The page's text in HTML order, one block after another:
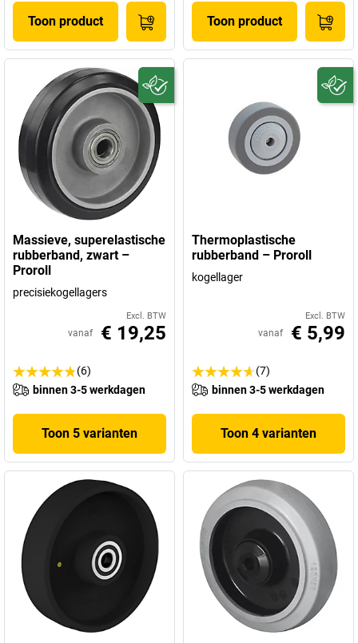
Toon product Toon product
Massieve, superelastische
rubberband, zwart –
Proroll
precisiekogellagers
Excl. BTW
vanaf € 19,25
(6)
binnen 3-5 werkdagen
Toon 5 varianten
Thermoplastische
rubberband – Proroll
kogellager
Excl. BTW
vanaf € 5,99
(7)
binnen 3-5 werkdagen
Toon 4 varianten